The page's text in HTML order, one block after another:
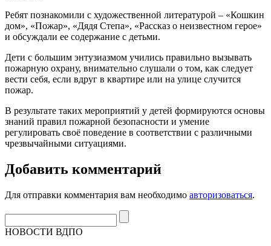
Ребят познакомили с художественной литературой – «Кошкин
дом», «Пожар», «Дядя Степа», «Рассказ о неизвестном герое»
и обсуждали ее содержание с детьми.
Дети с большим энтузиазмом учились правильно вызывать
пожарную охрану, внимательно слушали о том, как следует
вести себя, если вдруг в квартире или на улице случится
пожар.
В результате таких мероприятий у детей формируются основы
знаний правил пожарной безопасности и умение
регулировать своё поведение в соответствии с различными
чрезвычайными ситуациями.
Добавить комментарий
Для отправки комментария вам необходимо авторизоваться.
НОВОСТИ ВДПО